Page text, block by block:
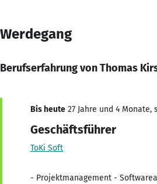
Werdegang
Berufserfahrung von Thomas
Bis heute 27 Jahre und 4 Monate,
Geschäftsführer
ToKi Soft
- Projektmanagement -